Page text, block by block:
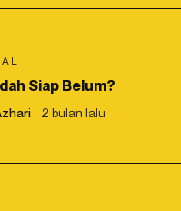
Siap Belum?
2 bulan lalu